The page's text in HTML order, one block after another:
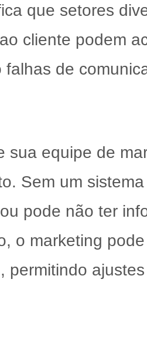
que setores
cliente podem
de
sua equipe de
Sem um
pode não ter
o marketing
permitindo